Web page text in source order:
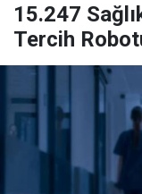
15.247
Tercih